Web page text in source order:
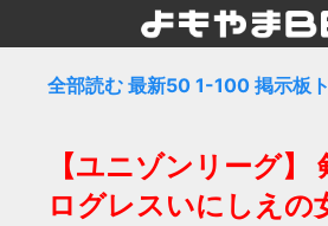
全部読む 最新50 1-100 掲示板
【ユニゾンリーグ】
ログレスいにしえの